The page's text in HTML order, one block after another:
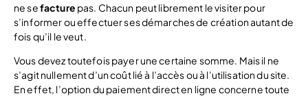
ne sefacture pas. Chacun peut librement le visiter pour
s’informer ou effectuer ses démarches de création autant de
fois qu’il le veut.
Vous devez toutefois payer une certaine somme. Mais il ne
s’agit nullement d’un coût lié à l’accès ou à l’utilisation du site.
En effet, l’option du paiement direct en ligne concerne toute